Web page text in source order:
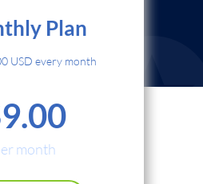
Plan
USD every month
month
Cryptocurrency
Local Payments